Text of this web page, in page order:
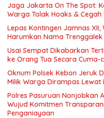
Jaga Jakarta On The Spot:
Warga Tolak Hoaks &
Lepas Kontingen Jamnas
Harumkan Nama Trenggalek
Usai Sempat Dikabarkan
ke Orang Tua Secara Cuma-
Oknum Polsek Kebon Jeruk
Milik Warga Dirampas Lewat
Polres Pasuruan Nonjobkan
Wujud Komitmen
Penganiayaan